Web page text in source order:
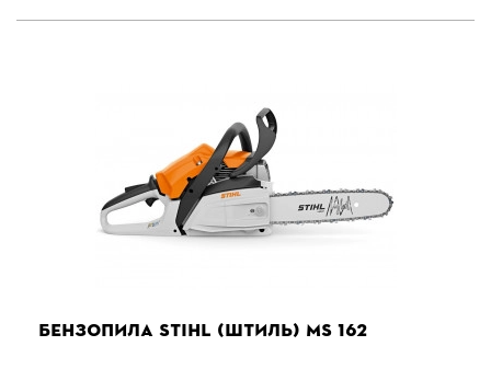
БЕНЗОПИЛА STIHL (ШТИЛЬ) MS 162